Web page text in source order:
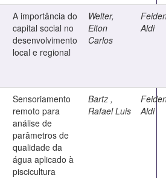
A importância do
capital social no
desenvolvimento
local e regional
Welter,
Elton
Carlos
Aldi
Sensoriamento
remoto para
análise de
parâmetros de
qualidade da
água aplicado à
piscicultura
Bartz ,
Rafael Luis
Aldi